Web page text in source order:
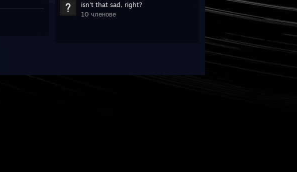
10 546 членове
isn't that sad, right?
10 членове